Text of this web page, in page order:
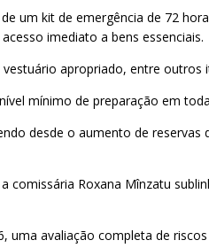
um kit de emergência de 72
imediato a bens essenciais.
apropriado, entre outros
mínimo de preparação em
desde o aumento de
Roxana Mînzatu
uma avaliação completa de